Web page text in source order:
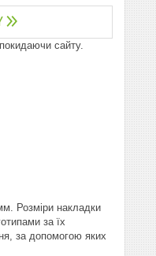
сайту.
Розміри накладки
за їх
за допомогою яких